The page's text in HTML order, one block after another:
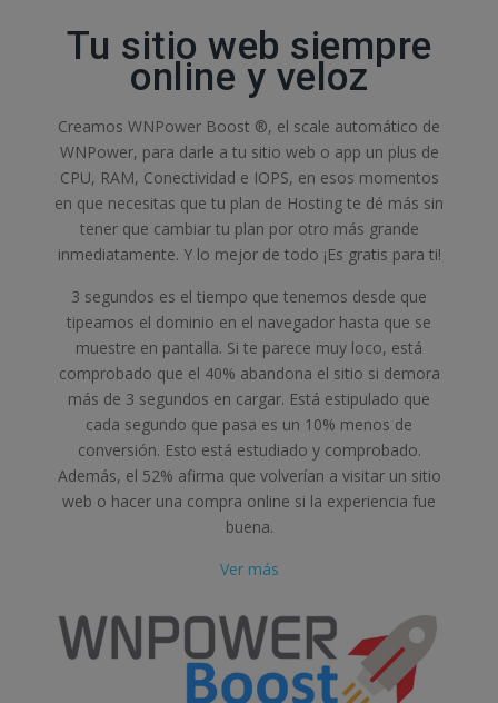
Tu sitio web siempre
online y veloz
Creamos WNPower Boost ®, el scale automático de
WNPower, para darle a tu sitio web o app un plus de
CPU, RAM, Conectividad e IOPS, en esos momentos
en que necesitas que tu plan de Hosting te dé más sin
tener que cambiar tu plan por otro más grande
inmediatamente. Y lo mejor de todo ¡Es gratis para ti!
3 segundos es el tiempo que tenemos desde que
tipeamos el dominio en el navegador hasta que se
muestre en pantalla. Si te parece muy loco, está
comprobado que el 40% abandona el sitio si demora
más de 3 segundos en cargar. Está estipulado que
cada segundo que pasa es un 10% menos de
conversión. Esto está estudiado y comprobado.
Además, el 52% afirma que volverían a visitar un sitio
web o hacer una compra online si la experiencia fue
buena.
Ver más